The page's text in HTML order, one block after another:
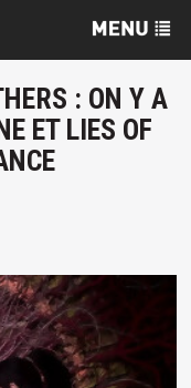
: ON Y A
ET LIES OF